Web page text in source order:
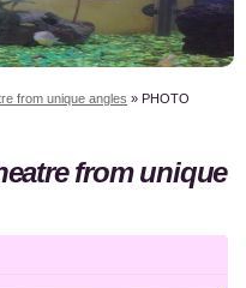
from unique angles » PHOTO
from unique